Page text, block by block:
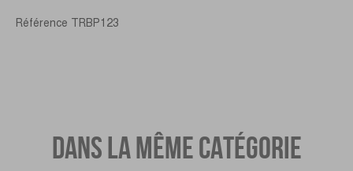
Référence TRBP123
DANS LA MÊME CATÉGORIE